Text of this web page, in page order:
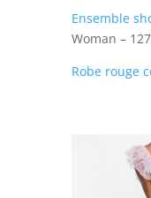
Ensemble
Woman –
Robe rouge